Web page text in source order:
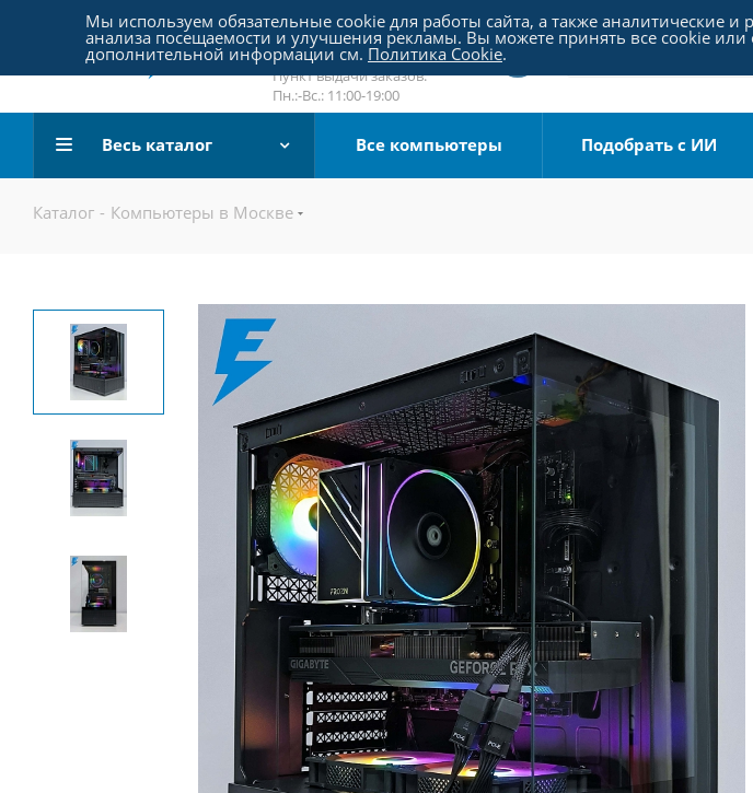
Пятницкое шоссе 18, пав. 267
email:sale@pc-arena.ru
Пн.:-Вс.: 10:00-20:00
Пункт выдачи заказов:
Пн.:-Вс.: 11:00-19:00
Весь каталог Все компьютеры Подобрать с ИИ
Каталог - Компьютеры в Москве
Мы используем обязательные cookie для работы сайта, а также аналитические
анализа посещаемости и улучшения рекламы. Вы можете принять все cookie или
дополнительной информации см. Политика Cookie.